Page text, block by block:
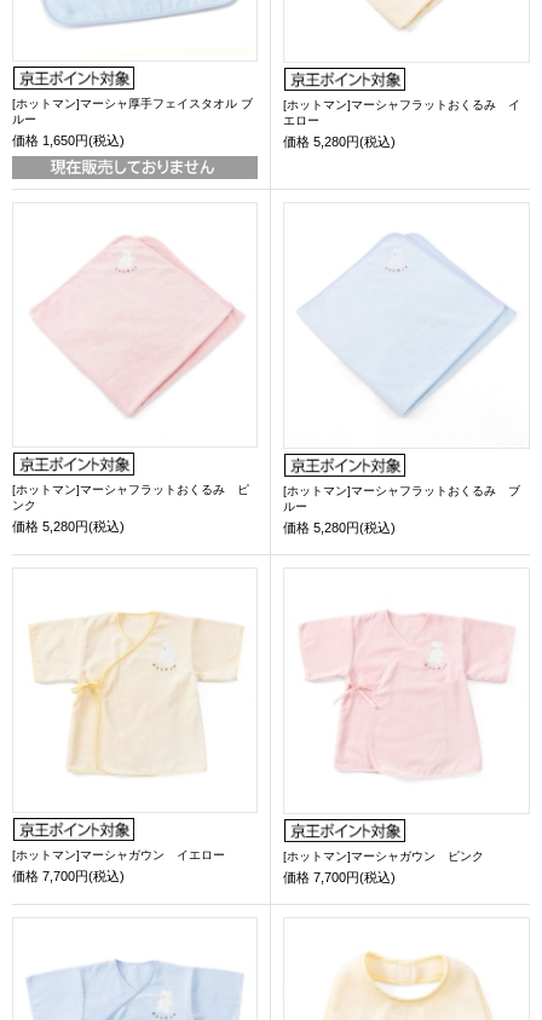
[ホットマン]マーシャ厚手フェイスタオル ブ
ルー
価格 1,650円(税込)
[ホットマン]マーシャフラットおくるみ イ
エロー
価格 5,280円(税込)
[ホットマン]マーシャフラットおくるみ ピ
ンク
価格 5,280円(税込)
[ホットマン]マーシャフラットおくるみ ブ
ルー
価格 5,280円(税込)
[ホットマン]マーシャガウン イエロー
価格 7,700円(税込)
[ホットマン]マーシャガウン ピンク
価格 7,700円(税込)